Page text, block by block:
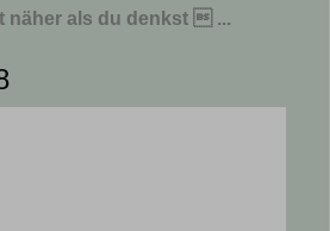
näher als du denkst  ...